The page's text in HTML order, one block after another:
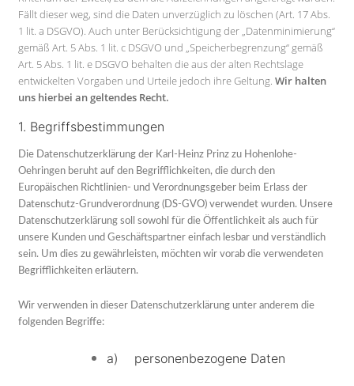
Fällt dieser weg, sind die Daten unverzüglich zu löschen (Art. 17 Abs.
1 lit. a DSGVO). Auch unter Berücksichtigung der „Datenminimierung“
gemäß Art. 5 Abs. 1 lit. c DSGVO und „Speicherbegrenzung“ gemäß
Art. 5 Abs. 1 lit. e DSGVO behalten die aus der alten Rechtslage
entwickelten Vorgaben und Urteile jedoch ihre Geltung. Wir halten
uns hierbei an geltendes Recht.
1. Begriffsbestimmungen
Die Datenschutzerklärung der Karl-Heinz Prinz zu Hohenlohe-
Oehringen beruht auf den Begrifflichkeiten, die durch den
Europäischen Richtlinien- und Verordnungsgeber beim Erlass der
Datenschutz-Grundverordnung (DS-GVO) verwendet wurden. Unsere
Datenschutzerklärung soll sowohl für die Öffentlichkeit als auch für
unsere Kunden und Geschäftspartner einfach lesbar und verständlich
sein. Um dies zu gewährleisten, möchten wir vorab die verwendeten
Begrifflichkeiten erläutern.
Wir verwenden in dieser Datenschutzerklärung unter anderem die
folgenden Begriffe:
a) personenbezogene Daten